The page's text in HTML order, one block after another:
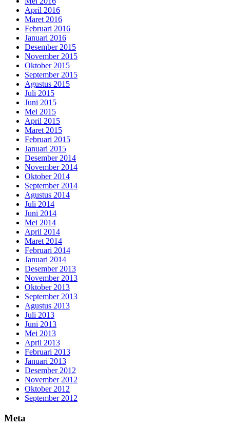
April 2016
Maret 2016
Februari 2016
Januari 2016
Desember 2015
November 2015
Oktober 2015
September 2015
Agustus 2015
Juli 2015
Juni 2015
Mei 2015
April 2015
Maret 2015
Februari 2015
Januari 2015
Desember 2014
November 2014
Oktober 2014
September 2014
Agustus 2014
Juli 2014
Juni 2014
Mei 2014
April 2014
Maret 2014
Februari 2014
Januari 2014
Desember 2013
November 2013
Oktober 2013
September 2013
Agustus 2013
Juli 2013
Juni 2013
Mei 2013
April 2013
Februari 2013
Januari 2013
Desember 2012
November 2012
Oktober 2012
September 2012
Meta